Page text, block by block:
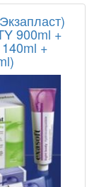
900ml +
+